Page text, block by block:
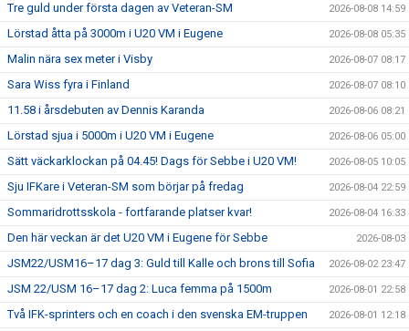
Tre guld under första dagen av Veteran-SM 2026-08-08 14:59
Lörstad åtta på 3000m i U20 VM i Eugene 2026-08-08 05:35
Malin nära sex meter i Visby 2026-08-07 08:17
Sara Wiss fyra i Finland 2026-08-07 08:10
11.58 i årsdebuten av Dennis Karanda 2026-08-06 08:21
Lörstad sjua i 5000m i U20 VM i Eugene 2026-08-06 05:00
Sätt väckarklockan på 04.45! Dags för Sebbe i U20 VM! 2026-08-05 10:05
Sju IFKare i Veteran-SM som börjar på fredag 2026-08-04 22:59
Sommaridrottsskola - fortfarande platser kvar! 2026-08-04 16:33
Den här veckan är det U20 VM i Eugene för Sebbe 2026-08-03
JSM22/USM16–17 dag 3: Guld till Kalle och brons till Sofia 2026-08-02 23:47
JSM 22/USM 16–17 dag 2: Luca femma på 1500m 2026-08-01 22:58
Två IFK-sprinters och en coach i den svenska EM-truppen 2026-08-01 12:18